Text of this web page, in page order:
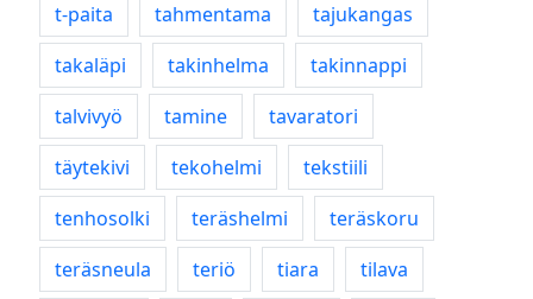
t-paita
tahmentama
tajukangas
takaläpi
takinhelma
takinnappi
talvivyö
tamine
tavaratori
täytekivi
tekohelmi
tekstiili
tenhosolki
teräshelmi
teräskoru
teräsneula
teriö tiara
tilava